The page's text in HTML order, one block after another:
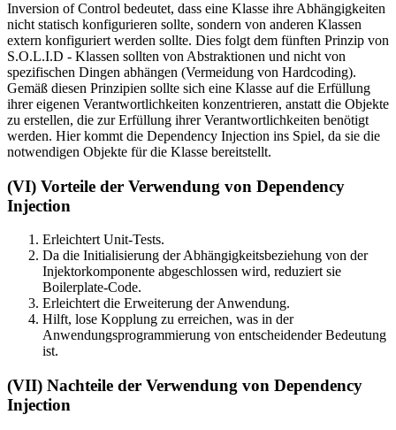
Inversion of Control bedeutet, dass eine Klasse ihre Abhängigkeiten
nicht statisch konfigurieren sollte, sondern von anderen Klassen
extern konfiguriert werden sollte. Dies folgt dem fünften Prinzip von
S.O.L.I.D - Klassen sollten von Abstraktionen und nicht von
spezifischen Dingen abhängen (Vermeidung von Hardcoding).
Gemäß diesen Prinzipien sollte sich eine Klasse auf die Erfüllung
ihrer eigenen Verantwortlichkeiten konzentrieren, anstatt die Objekte
zu erstellen, die zur Erfüllung ihrer Verantwortlichkeiten benötigt
werden. Hier kommt die Dependency Injection ins Spiel, da sie die
notwendigen Objekte für die Klasse bereitstellt.
(VI) Vorteile der Verwendung von Dependency
Injection
Erleichtert Unit-Tests.
Da die Initialisierung der Abhängigkeitsbeziehung von der
Injektorkomponente abgeschlossen wird, reduziert sie
Boilerplate-Code.
Erleichtert die Erweiterung der Anwendung.
Hilft, lose Kopplung zu erreichen, was in der
Anwendungsprogrammierung von entscheidender Bedeutung
ist.
(VII) Nachteile der Verwendung von Dependency
Injection